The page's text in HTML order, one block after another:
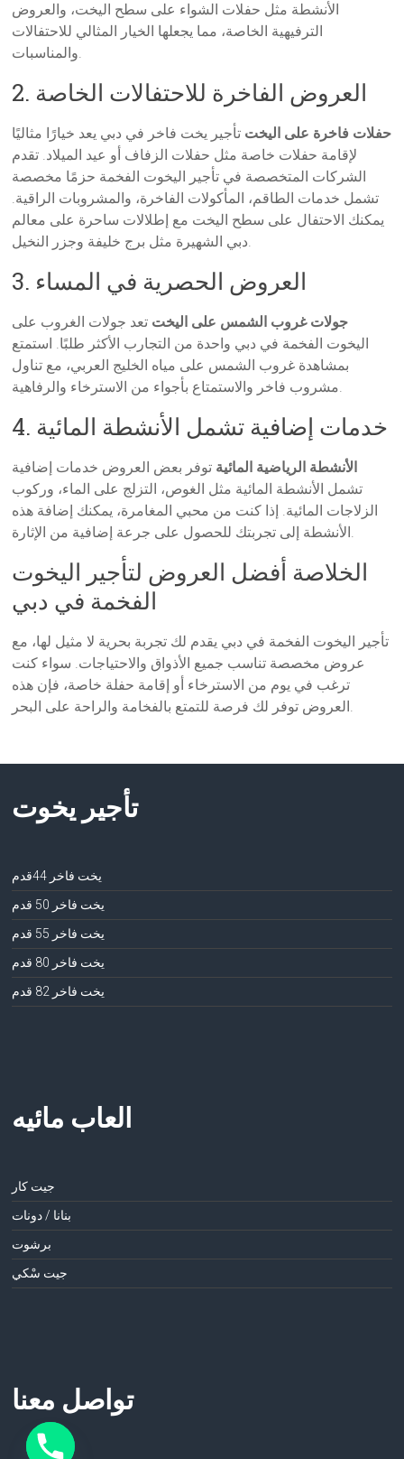
الأنشطة مثل حفلات الشواء على سطح اليخت، والعروض
الترفيهية الخاصة، مما يجعلها الخيار المثالي للاحتفالات
والمناسبات.
2. العروض الفاخرة للاحتفالات الخاصة
حفلات فاخرة على اليخت تأجير يخت فاخر في دبي يعد خيارًا مثاليًا
لإقامة حفلات خاصة مثل حفلات الزفاف أو عيد الميلاد. تقدم
الشركات المتخصصة في تأجير اليخوت الفخمة حزمًا مخصصة
تشمل خدمات الطاقم، المأكولات الفاخرة، والمشروبات الراقية.
يمكنك الاحتفال على سطح اليخت مع إطلالات ساحرة على معالم
دبي الشهيرة مثل برج خليفة وجزر النخيل.
3. العروض الحصرية في المساء
جولات غروب الشمس على اليخت تعد جولات الغروب على
اليخوت الفخمة في دبي واحدة من التجارب الأكثر طلبًا. استمتع
بمشاهدة غروب الشمس على مياه الخليج العربي، مع تناول
مشروب فاخر والاستمتاع بأجواء من الاسترخاء والرفاهية.
4. خدمات إضافية تشمل الأنشطة المائية
الأنشطة الرياضية المائية توفر بعض العروض خدمات إضافية
تشمل الأنشطة المائية مثل الغوص، التزلج على الماء، وركوب
الزلاجات المائية. إذا كنت من محبي المغامرة، يمكنك إضافة هذه
الأنشطة إلى تجربتك للحصول على جرعة إضافية من الإثارة.
الخلاصة أفضل العروض لتأجير اليخوت
الفخمة في دبي
تأجير اليخوت الفخمة في دبي يقدم لك تجربة بحرية لا مثيل لها، مع
عروض مخصصة تناسب جميع الأذواق والاحتياجات. سواء كنت
ترغب في يوم من الاسترخاء أو إقامة حفلة خاصة، فإن هذه
العروض توفر لك فرصة للتمتع بالفخامة والراحة على البحر.
تأجير يخوت
يخت فاخر 44قدم
يخت فاخر 50 قدم
يخت فاخر 55 قدم
يخت فاخر 80 قدم
يخت فاخر 82 قدم
العاب مائيه
جيت كار
بنانا / دونات
برشوت
جيت سْكي
تواصل معنا